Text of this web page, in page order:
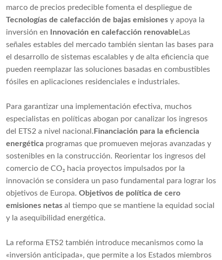
marco de precios predecible fomenta el despliegue de
Tecnologías de calefacción de bajas emisiones y apoya la
inversión en
Innovación en calefacción renovable Las
señales estables del mercado también sientan las bases para
el desarrollo de sistemas escalables y de alta eficiencia que
pueden reemplazar las soluciones basadas en combustibles
fósiles en aplicaciones residenciales e industriales.
Para garantizar una implementación efectiva, muchos
especialistas en políticas abogan por canalizar los ingresos
del ETS2 a nivel nacional. Financiación para la eficiencia
energética programas que promueven mejoras avanzadas y
sostenibles en la construcción. Reorientar los ingresos del
comercio de CO₂ hacia proyectos impulsados ​​por la
innovación se considera un paso fundamental para lograr los
objetivos de Europa. Objetivos de política de cero
emisiones netas al tiempo que se mantiene la equidad social
y la asequibilidad energética.
La reforma ETS2 también introduce mecanismos como la
«inversión anticipada», que permite a los Estados miembros